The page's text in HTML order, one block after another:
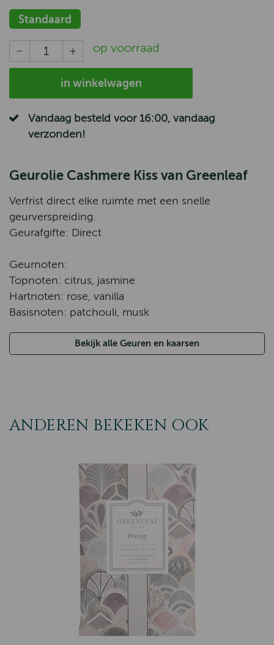
Standaard
op voorraad
in winkelwagen
Vandaag besteld voor 16:00, vandaag
verzonden!
Geurolie Cashmere Kiss van Greenleaf
Verfrist direct elke ruimte met een snelle
geurverspreiding.
Geurafgifte: Direct
Geurnoten:
Topnoten: citrus, jasmine
Hartnoten: rose, vanilla
Basisnoten: patchouli, musk
Bekijk alle Geuren en kaarsen
ANDEREN BEKEKEN OOK